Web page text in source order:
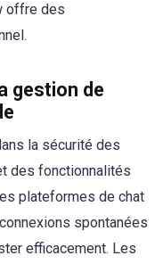
offre des
gestion de
la sécurité des
des fonctionnalités
plateformes de chat
spontanées
efficacement. Les